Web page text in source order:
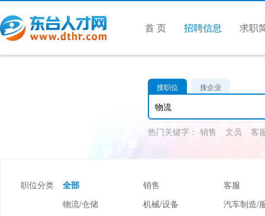
首 页 招聘信息 求职
搜职位 搜企业
热门关键字： 销售 文员 客
职位分类 全部 销售
客服
物流/仓储
机械/设备
汽车制造/